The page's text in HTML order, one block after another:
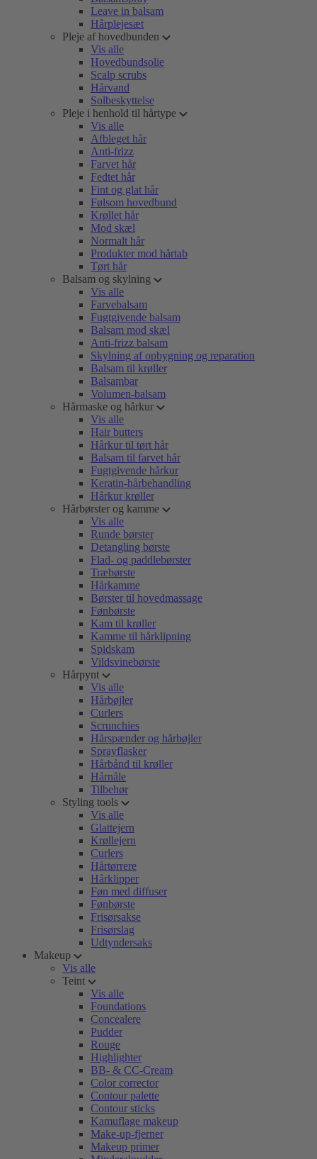
Leave in balsam
Hårplejesæt
Pleje af hovedbunden
Vis alle
Hovedbundsolie
Scalp scrubs
Hårvand
Solbeskyttelse
Pleje i henhold til hårtype
Vis alle
Afbleget hår
Anti-frizz
Farvet hår
Fedtet hår
Fint og glat hår
Følsom hovedbund
Krøllet hår
Mod skæl
Normalt hår
Produkter mod hårtab
Tørt hår
Balsam og skylning
Vis alle
Farvebalsam
Fugtgivende balsam
Balsam mod skæl
Anti-frizz balsam
Skylning af opbygning og reparation
Balsam til krøller
Balsambar
Volumen-balsam
Hårmaske og hårkur
Vis alle
Hair butters
Hårkur til tørt hår
Balsam til farvet hår
Fugtgivende hårkur
Keratin-hårbehandling
Hårkur krøller
Hårbørster og kamme
Vis alle
Runde børster
Detangling børste
Flad- og paddlebørster
Træbørste
Hårkamme
Børster til hovedmassage
Fønbørste
Kam til krøller
Kamme til hårklipning
Spidskam
Vildsvinebørste
Hårpynt
Vis alle
Hårbøjler
Curlers
Scrunchies
Hårspænder og hårbøjler
Sprayflasker
Hårbånd til krøller
Hårnåle
Tilbehør
Styling tools
Vis alle
Glattejern
Krøllejern
Curlers
Hårtørrere
Hårklipper
Føn med diffuser
Fønbørste
Frisørsakse
Frisørslag
Udtyndersaks
Makeup
Vis alle
Teint
Vis alle
Foundations
Concealere
Pudder
Rouge
Highlighter
BB- & CC-Cream
Color corrector
Contour palette
Contour sticks
Kamuflage makeup
Make-up-fjerner
Makeup primer